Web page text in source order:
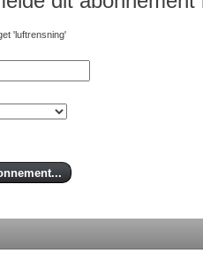
'luftrensning'